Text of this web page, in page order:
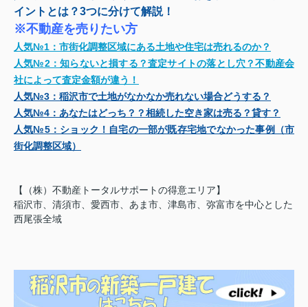
イントとは？3つに分けて解説！
※不動産を売りたい方
人気№1： 市街化調整区域にある土地や住宅は売れるのか？
人気№2：知らないと損する？査定サイトの落とし穴？不動産会
社によって査定金額が違う！
人気№3： 稲沢市で土地がなかなか売れない場合どうする？
人気№4： あなたはどっち？？相続した空き家は売る？貸す？
人気№5： ショック！自宅の一部が既存宅地でなかった事例（市
街化調整区域）
【（株）不動産トータルサポートの得意エリア】
稲沢市、清須市、愛西市、あま市、津島市、弥富市を中心とした
西尾張全域